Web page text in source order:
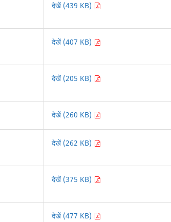
देखें (439 KB)
देखें (407 KB)
देखें (205 KB)
देखें (260 KB)
देखें (262 KB)
देखें (375 KB)
देखें (477 KB)